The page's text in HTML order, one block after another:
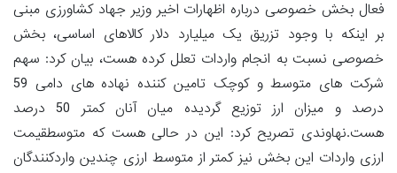
فعال بخش خصوصی درباره اظهارات اخیر وزیر جهاد کشاورزی مبنی
بر اینکه با وجود تزریق یک میلیارد دلار کالاهای اساسی، بخش
خصوصی نسبت به انجام واردات تعلل کرده هست، بیان کرد: سهم
شرکت های متوسط و کوچک تامین کننده نهاده های دامی 59
درصد و میزان ارز توزیع گردیده میان آنان کمتر 50 درصد
هست.نهاوندی تصریح کرد: این در حالی هست که متوسطقیمت
ارزی واردات این بخش نیز کمتر از متوسط ارزی چندین واردکنندگان